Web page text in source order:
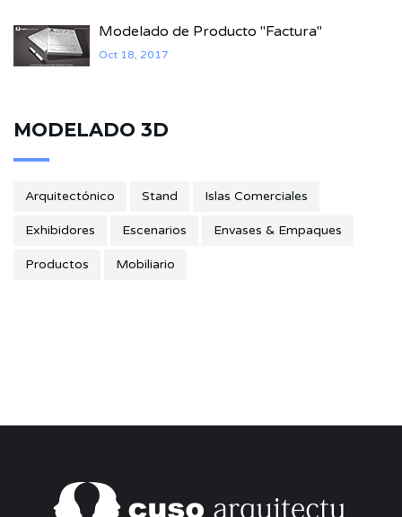
Modelado de Producto "Factura"
Oct 18, 2017
MODELADO 3D
Arquitectónico Stand Islas Comerciales
Exhibidores Escenarios Envases & Empaques
Productos Mobiliario